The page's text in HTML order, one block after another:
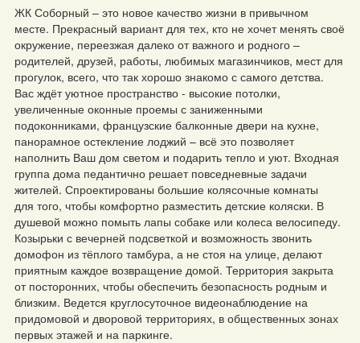
ЖК Соборный – это новое качество жизни в привычном
месте. Прекрасный вариант для тех, кто не хочет менять своё
окружение, переезжая далеко от важного и родного –
родителей, друзей, работы, любимых магазинчиков, мест для
прогулок, всего, что так хорошо знакомо с самого детства.
Вас ждёт уютное пространство - высокие потолки,
увеличенные оконные проемы с заниженными
подоконниками, французские балконные двери на кухне,
панорамное остекление лоджий – всё это позволяет
наполнить Ваш дом светом и подарить тепло и уют. Входная
группа дома педантично решает повседневные задачи
жителей. Спроектированы большие колясочные комнаты
для того, чтобы комфортно разместить детские коляски. В
душевой можно помыть лапы собаке или колеса велосипеду.
Козырьки с вечерней подсветкой и возможность звонить
домофон из тёплого тамбура, а не стоя на улице, делают
приятным каждое возвращение домой. Территория закрыта
от посторонних, чтобы обеспечить безопасность родным и
близким. Ведется круглосуточное видеонаблюдение на
придомовой и дворовой территориях, в общественных зонах
первых этажей и на паркинге.